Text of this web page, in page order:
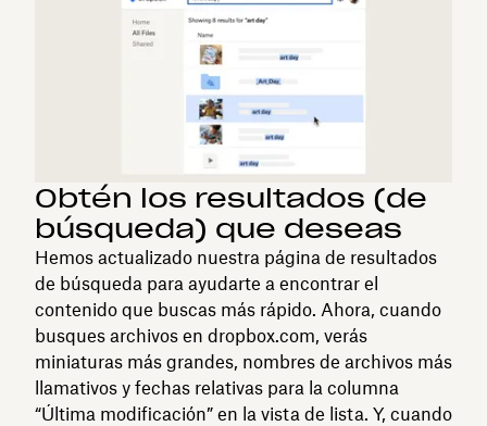
Obtén los resultados (de
búsqueda) que deseas
Hemos actualizado nuestra página de resultados
de búsqueda para ayudarte a encontrar el
contenido que buscas más rápido. Ahora, cuando
busques archivos en dropbox.com, verás
miniaturas más grandes, nombres de archivos más
llamativos y fechas relativas para la columna
“Última modificación” en la vista de lista. Y, cuando